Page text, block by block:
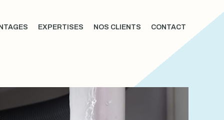
EXPERTISES NOS CLIENTS CONTACT